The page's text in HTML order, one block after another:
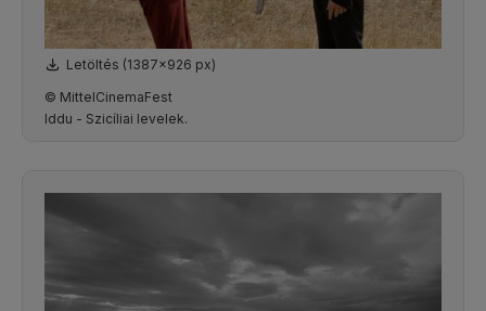
Letöltés (1387x926 px)
© MittelCinemaFest
Iddu - Szicíliai levelek.